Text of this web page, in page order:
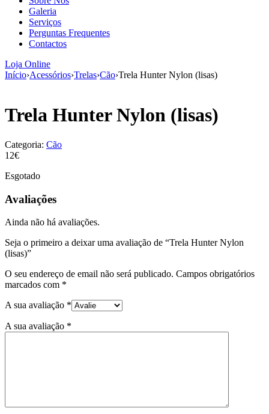
Galeria
Serviços
Perguntas Frequentes
Contactos
Loja Online
Início›Acessórios›Trelas›Cão›Trela Hunter Nylon (lisas)
Trela Hunter Nylon (lisas)
Categoria: Cão
12€
Esgotado
Avaliações
Ainda não há avaliações.
Seja o primeiro a deixar uma avaliação de “Trela Hunter Nylon
(lisas)”
O seu endereço de email não será publicado. Campos obrigatórios
marcados com *
A sua avaliação *
A sua avaliação *
aumenta a
probabilidade
de ver
conteúdo e
ofertas